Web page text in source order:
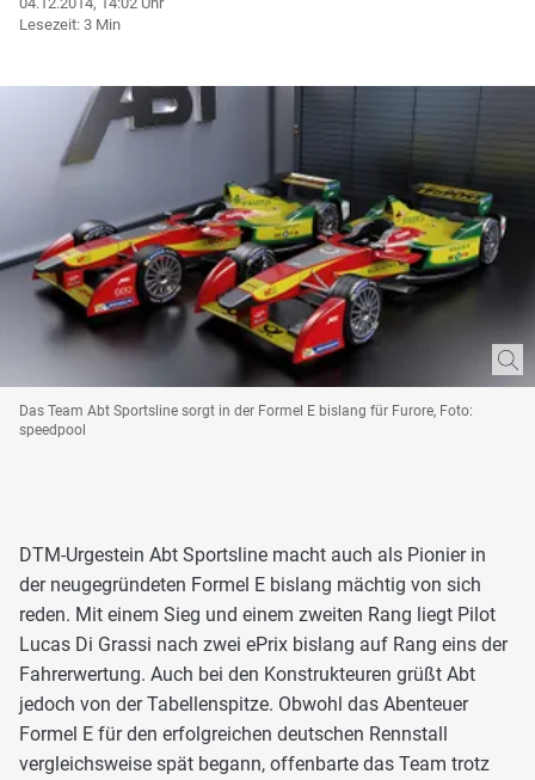
Lesezeit: 3 Min
Das Team Abt Sportsline sorgt in der Formel E bislang für Furore, Foto:
speedpool
DTM-Urgestein Abt Sportsline macht auch als Pionier in
der neugegründeten Formel E bislang mächtig von sich
reden. Mit einem Sieg und einem zweiten Rang liegt Pilot
Lucas Di Grassi nach zwei ePrix bislang auf Rang eins der
Fahrerwertung. Auch bei den Konstrukteuren grüßt Abt
jedoch von der Tabellenspitze. Obwohl das Abenteuer
Formel E für den erfolgreichen deutschen Rennstall
vergleichsweise spät begann, offenbarte das Team trotz